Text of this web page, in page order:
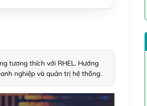
tương thích với RHEL. Hướng
nghiệp và quản trị hệ thống.